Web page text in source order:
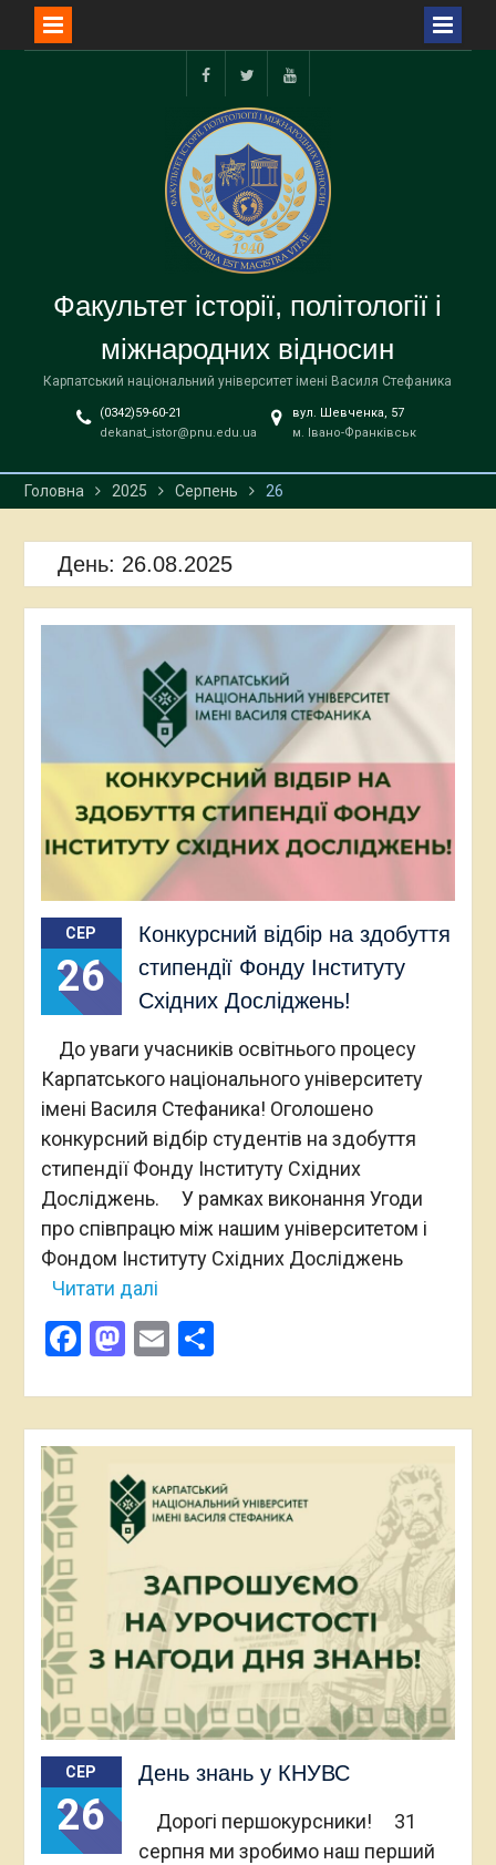
facebooktwitter youtube
Факультет історії, політології і
міжнародних відносин
Карпатський національний університет імені Василя Стефаника
(0342)59-60-21
dekanat_istor@pnu.edu.ua
вул. Шевченка, 57
м. Івано-Франківськ
Головна 2025 Серпень 26
День: 26.08.2025
СЕР
26
Конкурсний відбір на здобуття
стипендії Фонду Інституту
Східних Досліджень!
До уваги учасників освітнього процесу
Карпатського національного університету
імені Василя Стефаника! Оголошено
конкурсний відбір студентів на здобуття
стипендії Фонду Інституту Східних
Досліджень. У рамках виконання Угоди
про співпрацю між нашим університетом і
Фондом Інституту Східних Досліджень
Читати далі
Facebook
Mastodon
EmailПоділитися
СЕР
26
День знань у КНУВС
Дорогі першокурсники! 31
серпня ми зробимо наш перший